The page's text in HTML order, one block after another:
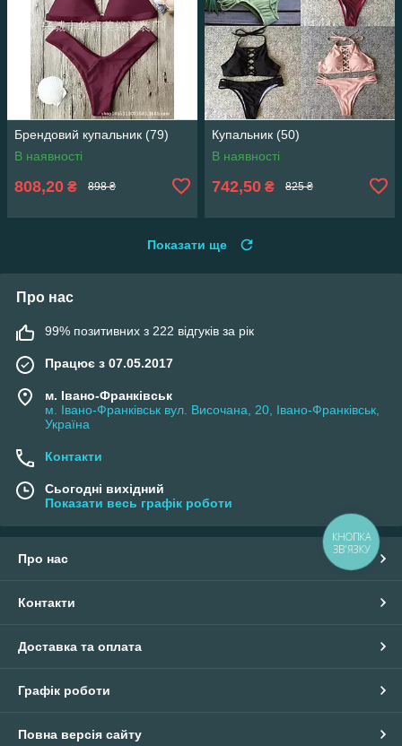
Брендовий купальник (79)
В наявності
808,20 ₴ 898 ₴
Купальник (50)
В наявності
742,50 ₴ 825 ₴
Показати ще
Про нас
99% позитивних з 222 відгуків за рік
Працює з 07.05.2017
м. Івано-Франківськ
м. Івано-Франківськ вул. Височана, 20, Івано-Франківськ,
Україна
Контакти
Сьогодні вихідний
Показати весь графік роботи
Про нас
Контакти
Доставка та оплата
Графік роботи
Повна версія сайту
КНОПКА
ЗВ'ЯЗКУ